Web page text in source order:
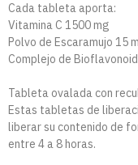
Cada tableta aporta:
Vitamina C 1500 mg
Polvo de Escaramujo 15
Complejo de
Tableta ovalada con
Estas tabletas de
liberar su contenido de
entre 4 a 8 horas.